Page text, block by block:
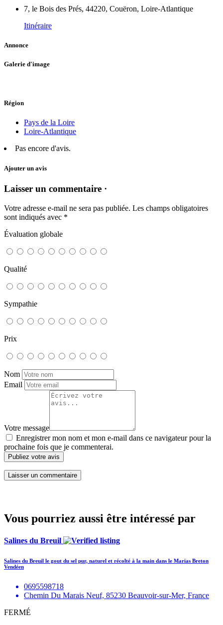
7, le Bois des Prés, 44220, Couëron, Loire-Atlantique
Itinéraire
Annonce
Galerie d'image
Région
Pays de la Loire
Loire-Atlantique
Pas encore d'avis.
Ajouter un avis
Laisser un commentaire ·
Votre adresse e-mail ne sera pas publiée. Les champs obligatoires
sont indiqués avec *
Évaluation globale
Qualité
Sympathie
Prix
Nom
Email
Votre message
Enregistrer mon nom et mon e-mail dans ce navigateur pour la
prochaine fois que je commenterai.
Publiez votre avis
Vous pourriez aussi être intéressé par
Salines du Breuil
Salines du Breuil le gout du sel pur, naturel et récolté à la main dans le Marias Breton
Vendéen
0695598718
Chemin Du Marais Neuf, 85230 Beauvoir-sur-Mer, France
FERMÉ